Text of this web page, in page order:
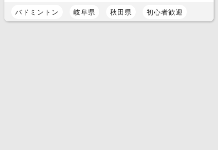
バドミントン 岐阜県 秋田県 初心者歓迎